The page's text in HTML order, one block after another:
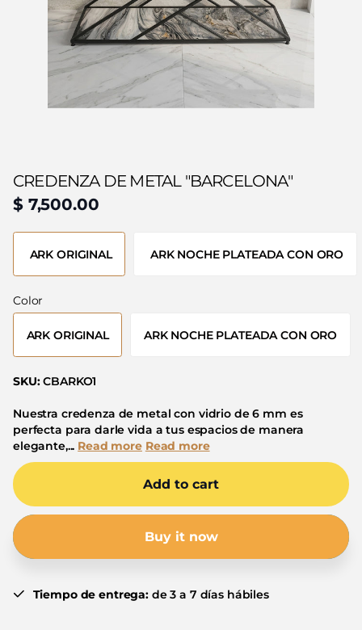
CREDENZA DE METAL "BARCELONA"
$ 7,500.00
ARK ORIGINAL ARK NOCHE PLATEADA CON ORO
Color
ARK ORIGINAL ARK NOCHE PLATEADA CON ORO
SKU:CBARKO1
Nuestra credenza de metal con vidrio de 6 mm es
perfecta para darle vida a tus espacios de manera
elegante,... Read more Read more
Add to cart
Buy it now
Tiempo de entrega: de 3 a 7 días hábiles